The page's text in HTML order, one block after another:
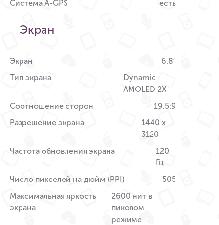
Система A-GPS есть
Экран
Экран
6.8″
Тип экрана
Dynamic
AMOLED 2X
Соотношение сторон
19.5:9
Разрешение экрана
1440 x
3120
Частота обновления экрана
120
Гц
Число пикселей на дюйм (PPI)
505
Максимальная яркость
экрана
2600 нит в
пиковом
режиме